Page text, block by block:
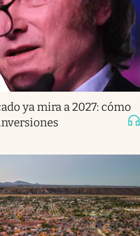
ya mira a 2027: cómo